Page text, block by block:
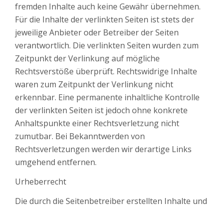
fremden Inhalte auch keine Gewähr übernehmen.
Für die Inhalte der verlinkten Seiten ist stets der
jeweilige Anbieter oder Betreiber der Seiten
verantwortlich. Die verlinkten Seiten wurden zum
Zeitpunkt der Verlinkung auf mögliche
Rechtsverstöße überprüft. Rechtswidrige Inhalte
waren zum Zeitpunkt der Verlinkung nicht
erkennbar. Eine permanente inhaltliche Kontrolle
der verlinkten Seiten ist jedoch ohne konkrete
Anhaltspunkte einer Rechtsverletzung nicht
zumutbar. Bei Bekanntwerden von
Rechtsverletzungen werden wir derartige Links
umgehend entfernen.
Urheberrecht
Die durch die Seitenbetreiber erstellten Inhalte und